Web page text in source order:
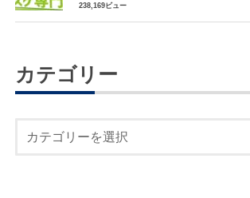
238,169ビュー
カテゴリー